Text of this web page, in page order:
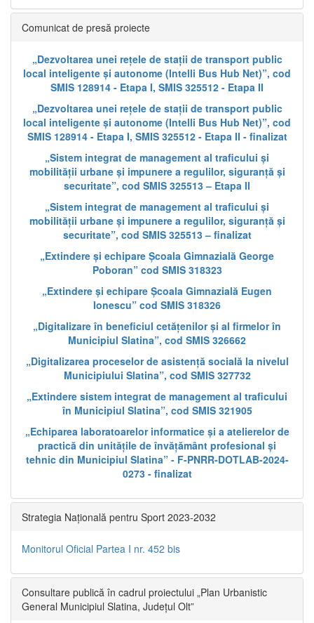
Comunicat de presă proiecte
„Dezvoltarea unei rețele de stații de transport public
local inteligente și autonome (Intelli Bus Hub Net)”, cod
SMIS 128914 - Etapa I, SMIS 325512 - Etapa II
„Dezvoltarea unei rețele de stații de transport public
local inteligente și autonome (Intelli Bus Hub Net)”, cod
SMIS 128914 - Etapa I, SMIS 325512 - Etapa II - finalizat
„Sistem integrat de management al traficului și
mobilității urbane și impunere a regulilor, siguranță și
securitate”, cod SMIS 325513 – Etapa II
„Sistem integrat de management al traficului și
mobilității urbane și impunere a regulilor, siguranță și
securitate”, cod SMIS 325513 – finalizat
„Extindere și echipare Școala Gimnazială George
Poboran” cod SMIS 318323
„Extindere și echipare Școala Gimnazială Eugen
Ionescu” cod SMIS 318326
„Digitalizare în beneficiul cetățenilor și al firmelor în
Municipiul Slatina”, cod SMIS 326662
„Digitalizarea proceselor de asistență socială la nivelul
Municipiului Slatina”, cod SMIS 327732
„Extindere sistem integrat de management al traficului
în Municipiul Slatina”, cod SMIS 321905
„Echiparea laboratoarelor informatice și a atelierelor de
practică din unitățile de învățământ profesional și
tehnic din Municipiul Slatina” - F-PNRR-DOTLAB-2024-
0273 - finalizat
Strategia Națională pentru Sport 2023-2032
Monitorul Oficial Partea I nr. 452 bis
Consultare publică în cadrul proiectului „Plan Urbanistic
General Municipiul Slatina, Județul Olt”